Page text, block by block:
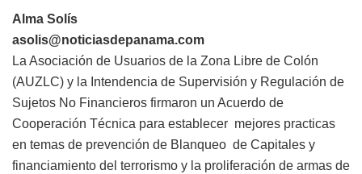
Alma Solís
asolis@noticiasdepanama.com
La Asociación de Usuarios de la Zona Libre de Colón
(AUZLC) y la Intendencia de Supervisión y Regulación de
Sujetos No Financieros firmaron un Acuerdo de
Cooperación Técnica para establecer mejores practicas
en temas de prevención de Blanqueo de Capitales y
financiamiento del terrorismo y la proliferación de armas de